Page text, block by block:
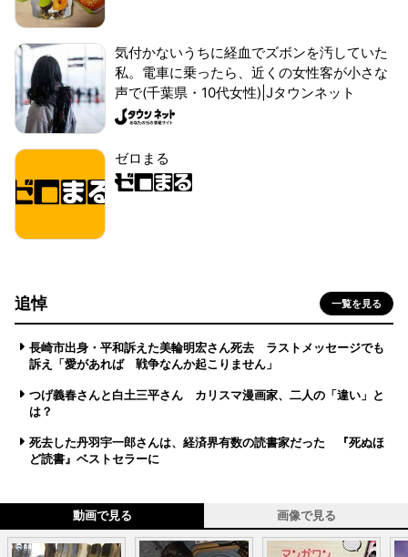
気付かないうちに経血でズボンを汚していた
私。電車に乗ったら、近くの女性客が小さな
声で(千葉県・10代女性)|Jタウンネット
ゼロまる
追悼 一覧を見る
長崎市出身・平和訴えた美輪明宏さん死去 ラストメッセージでも
訴え「愛があれば 戦争なんか起こりません」
つげ義春さんと白土三平さん カリスマ漫画家、二人の「違い」と
は？
死去した丹羽宇一郎さんは、経済界有数の読書家だった 『死ぬほ
ど読書』ベストセラーに
動画で見る 画像で見る